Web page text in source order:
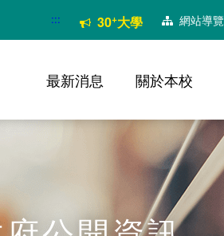
::: 30+大學 網站導覽
最新消息 關於本校